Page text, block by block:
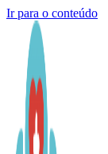
Ir para o conteúdo